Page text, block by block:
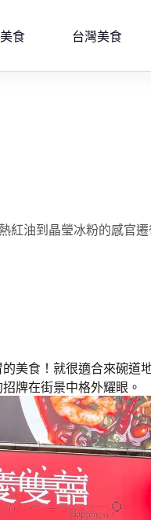
食 台灣美食
紅油到晶瑩冰粉的感官
美食！就很適合來碗道
牌在街景中格外耀眼。